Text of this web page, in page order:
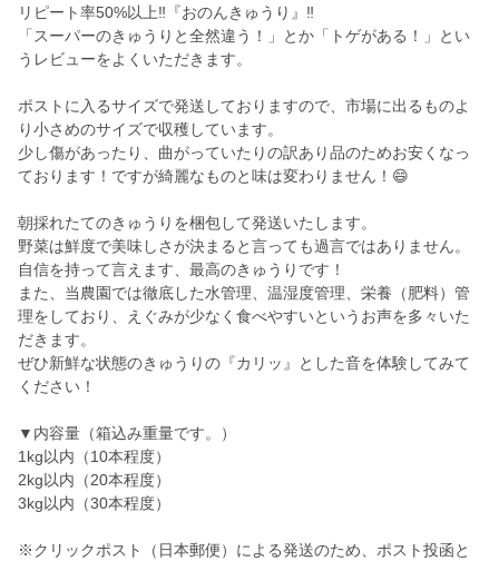
リピート率50%以上‼️『おのんきゅうり』‼️
「スーパーのきゅうりと全然違う！」とか「トゲがある！」とい
うレビューをよくいただきます。
ポストに入るサイズで発送しておりますので、市場に出るものよ
り小さめのサイズで収穫しています。
少し傷があったり、曲がっていたりの訳あり品のためお安くなっ
ております！ですが綺麗なものと味は変わりません！😄
朝採れたてのきゅうりを梱包して発送いたします。
野菜は鮮度で美味しさが決まると言っても過言ではありません。
自信を持って言えます、最高のきゅうりです！
また、当農園では徹底した水管理、温湿度管理、栄養（肥料）管
理をしており、えぐみが少なく食べやすいというお声を多々いた
だきます。
ぜひ新鮮な状態のきゅうりの『カリッ』とした音を体験してみて
ください！
▼内容量（箱込み重量です。）
1kg以内（10本程度）
2kg以内（20本程度）
3kg以内（30本程度）
※クリックポスト（日本郵便）による発送のため、ポスト投函と